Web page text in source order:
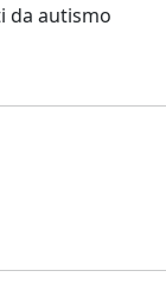
da autismo